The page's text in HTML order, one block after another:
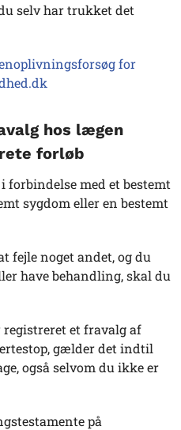
selv har trukket det
for
hos lægen
forløb
med et bestemt
sygdom eller en bestemt
fejle noget andet, og du
have behandling, skal du
registreret et fravalg af
gælder det indtil
også selvom du ikke er
på